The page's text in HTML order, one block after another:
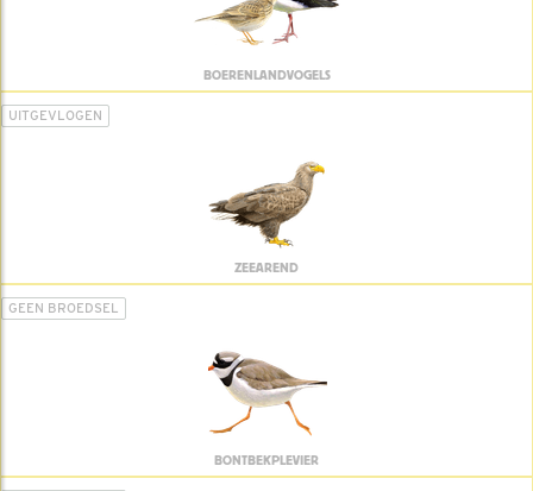
BOERENLANDVOGELS
UITGEVLOGEN
ZEEAREND
GEEN BROEDSEL
BONTBEKPLEVIER